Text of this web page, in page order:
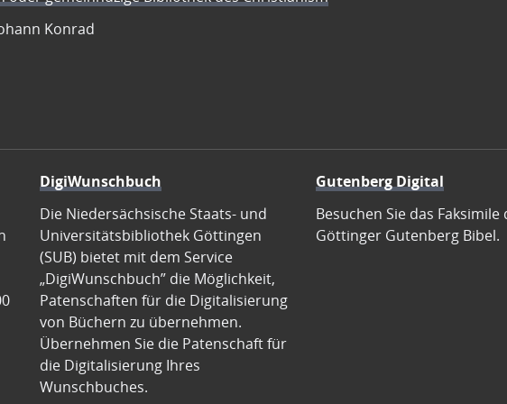
Konrad
DigiWunschbuch
Die Niedersächsische Staats- und
Universitätsbibliothek Göttingen
(SUB) bietet mit dem Service
„DigiWunschbuch” die Möglichkeit,
Patenschaften für die Digitalisierung
von Büchern zu übernehmen.
Übernehmen Sie die Patenschaft für
die Digitalisierung Ihres
Wunschbuches.
Gutenberg Digital
Besuchen Sie das Faksimile
Göttinger Gutenberg Bibel.